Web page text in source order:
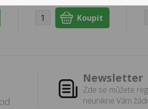
Newsletter
Zde se můžete
neunikne Vám